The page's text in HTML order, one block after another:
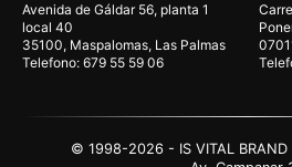
Avenida de Gáldar 56, planta 1
local 40
35100, Maspalomas, Las Palmas
Telefono: 679 55 59 06
© 1998-2026 - IS VITAL